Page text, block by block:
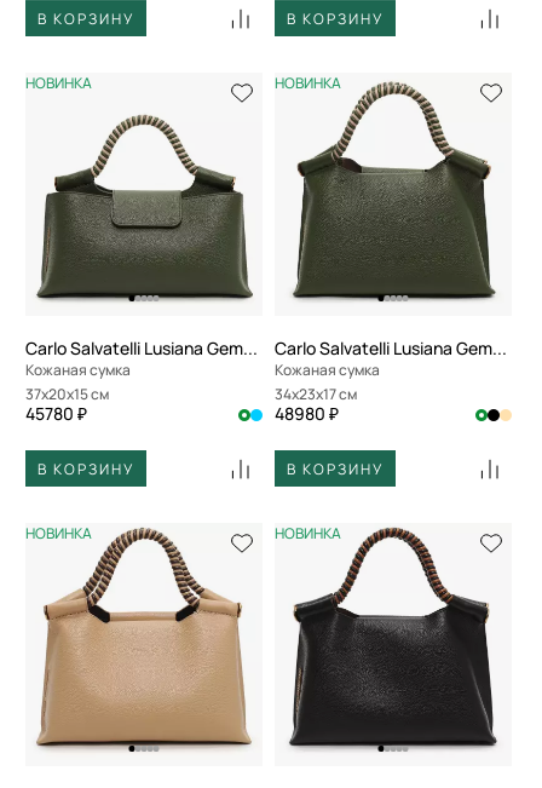
В КОРЗИНУ В КОРЗИНУ
НОВИНКА
Carlo Salvatelli Lusiana Gemma
Кожаная сумка
37x20x15 см
45780 ₽
В КОРЗИНУ
НОВИНКА
Carlo Salvatelli Lusiana Gemma
Кожаная сумка
34x23x17 см
48980 ₽
В КОРЗИНУ
НОВИНКА НОВИНКА